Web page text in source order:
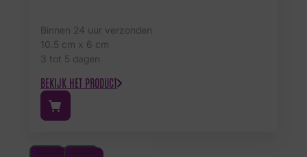
Binnen 24 uur verzonden
10.5 cm x 6 cm
3 tot 5 dagen
BEKIJK HET PRODUCT